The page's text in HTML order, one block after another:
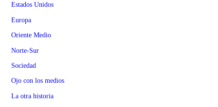
Estados Unidos
Europa
Oriente Medio
Norte-Sur
Sociedad
Ojo con los medios
La otra historia